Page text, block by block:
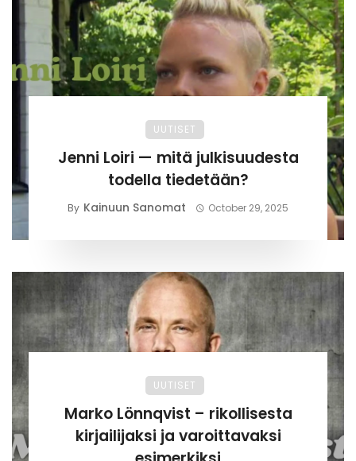
UUTISET
Jenni Loiri — mitä julkisuudesta
todella tiedetään?
By Kainuun Sanomat October 29, 2025
UUTISET
Marko Lönnqvist – rikollisesta
kirjailijaksi ja varoittavaksi